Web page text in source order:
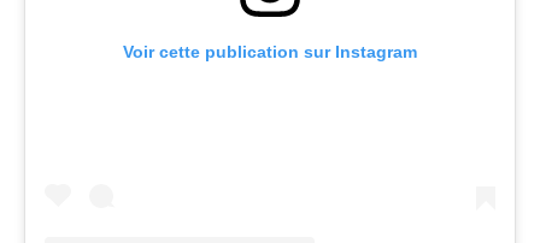
Voir cette publication sur Instagram